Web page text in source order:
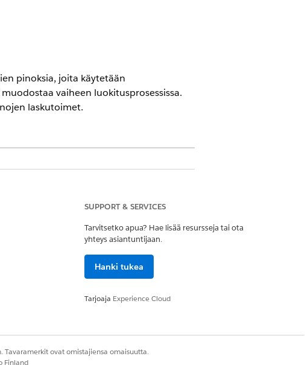
pinoksia, joita käytetään
vaiheen luokitusprosessissa.
laskutoimet.
aina yksinkertaisesta määrään
loogisia vaiheita
SUPPORT & SERVICES
Tarvitsetko apua? Hae lisää resursseja tai ota
yhteys asiantuntijaan.
Hanki tukea
Tarjoaja Experience Cloud
ovat omistajiensa omaisuutta.
Finland